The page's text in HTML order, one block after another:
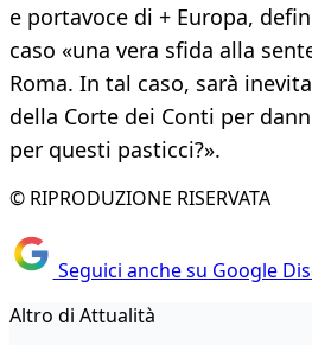
e portavoce di + Europa,
caso «una vera sfida alla
Roma. In tal caso, sarà
della Corte dei Conti per
per questi pasticci?».
© RIPRODUZIONE RISERVATA
Seguici anche su Google
Altro di Attualità